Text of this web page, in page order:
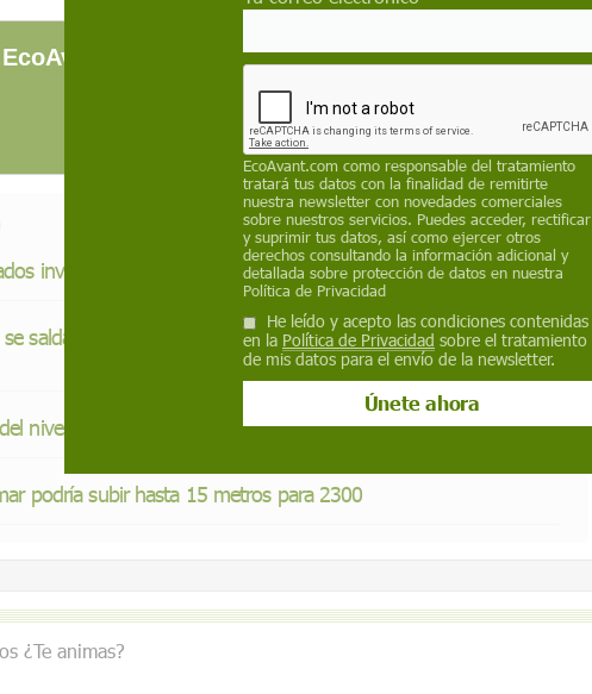
como fuente preferida de Google
de forma gratuita.
ACTIVAR AHORA
invisibles
salda con 80.000 desplazados al día por conflictos y desastres
nivel del mar podría costar más de 12.000 millones
podría subir hasta 15 metros para 2300
¿Te animas?
EcoAvant.com como responsable del tratamiento
tratará tus datos con la finalidad de remitirte
nuestra newsletter con novedades comerciales
sobre nuestros servicios. Puedes acceder, rectificar
y suprimir tus datos, así como ejercer otros
derechos consultando la información adicional y
detallada sobre protección de datos en nuestra
Política de Privacidad
He leído y acepto las condiciones contenidas
en la Política de Privacidad sobre el tratamiento
de mis datos para el envío de la newsletter.